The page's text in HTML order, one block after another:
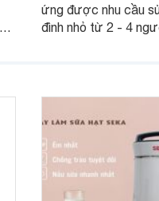
ứng được nhu cầu
đình nhỏ từ 2 - 4